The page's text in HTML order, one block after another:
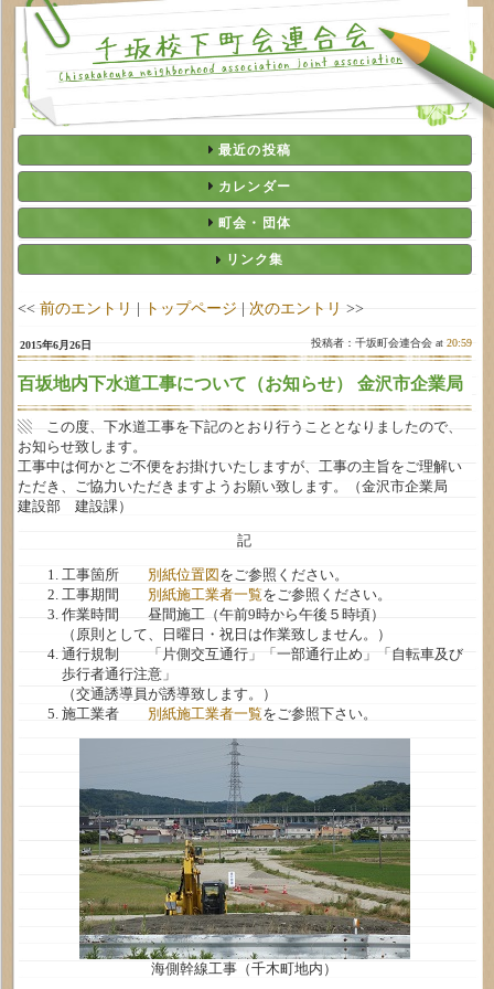
最近の投稿
カレンダー
町会・団体
リンク集
<< 前のエントリ | トップページ | 次のエントリ >>
2015年6月26日 投稿者：千坂町会連合会 at20:59
百坂地内下水道工事について（お知らせ） 金沢市企業局
▧ この度、下水道工事を下記のとおり行うこととなりましたので、
お知らせ致します。
工事中は何かとご不便をお掛けいたしますが、工事の主旨をご理解い
ただき、ご協力いただきますようお願い致します。（金沢市企業局
建設部 建設課）
記
工事箇所 別紙位置図 をご参照ください。
工事期間 別紙施工業者一覧をご参照ください。
作業時間 昼間施工（午前9時から午後５時頃）
（原則として、日曜日・祝日は作業致しません。）
通行規制 「片側交互通行」「一部通行止め」「自転車及び
歩行者通行注意」
（交通誘導員が誘導致します。）
施工業者 別紙施工業者一覧をご参照下さい。
海側幹線工事（千木町地内）